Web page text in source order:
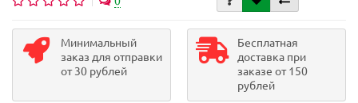
Минимальный
заказ для отправки
от 30 рублей
Бесплатная
доставка при
заказе от 150
рублей